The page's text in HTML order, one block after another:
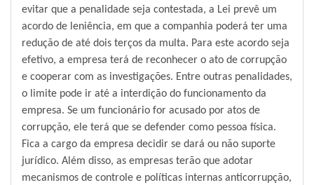
evitar que a penalidade seja contestada, a Lei prevê um
acordo de leniência, em que a companhia poderá ter uma
redução de até dois terços da multa. Para este acordo seja
efetivo, a empresa terá de reconhecer o ato de corrupção
e cooperar com as investigações. Entre outras penalidades,
o limite pode ir até a interdição do funcionamento da
empresa. Se um funcionário for acusado por atos de
corrupção, ele terá que se defender como pessoa física.
Fica a cargo da empresa decidir se dará ou não suporte
jurídico. Além disso, as empresas terão que adotar
mecanismos de controle e políticas internas anticorrupção,